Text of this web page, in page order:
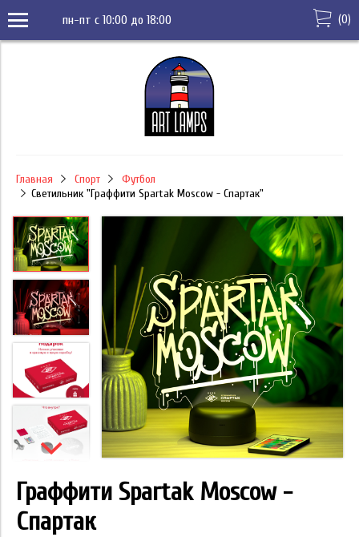
пн-пт с 10:00 до 18:00 (0)
Главная Спорт
Футбол
Светильник "Граффити Spartak Moscow - Спартак"
Граффити Spartak Moscow -
Спартак